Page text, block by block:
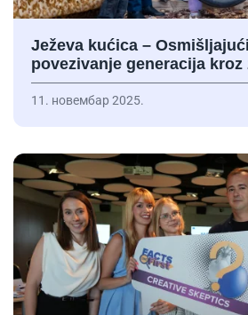
Ježeva kućica –
povezivanje generacija
11. новембар 2025.